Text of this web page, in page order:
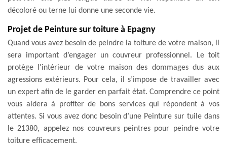
décoloré ou terne lui donne une seconde vie.
Projet de Peinture sur toiture à Epagny
Quand vous avez besoin de peindre la toiture de votre maison, il
sera important d’engager un couvreur professionnel. Le toit
protège l'intérieur de votre maison des dommages dus aux
agressions extérieurs. Pour cela, il s’impose de travailler avec
un expert afin de le garder en parfait état. Comprendre ce point
vous aidera à profiter de bons services qui répondent à vos
attentes. Si vous avez donc besoin d’une Peinture sur tuile dans
le 21380, appelez nos couvreurs peintres pour peindre votre
toiture efficacement.